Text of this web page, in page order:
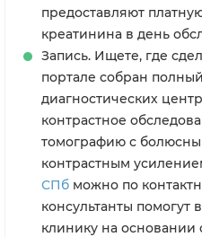
предоставляют
креатинина в день
Запись. Ищете, где
портале собран
диагностических
контрастное
томографию с
контрастным
СПб можно по
консультанты
клинику на основании